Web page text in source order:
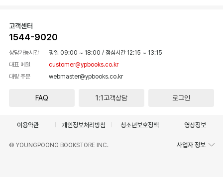
고객센터
1544-9020
상담가능시간 평일 09:00 ~ 18:00 / 점심시간 12:15 ~ 13:15
대표 메일
customer@ypbooks.co.kr
대량 주문
webmaster@ypbooks.co.kr
FAQ 1:1고객상담 로그인
이용약관 개인정보처리방침 청소년보호정책 영상정보
© YOUNGPOONG BOOKSTORE INC. 사업자 정보